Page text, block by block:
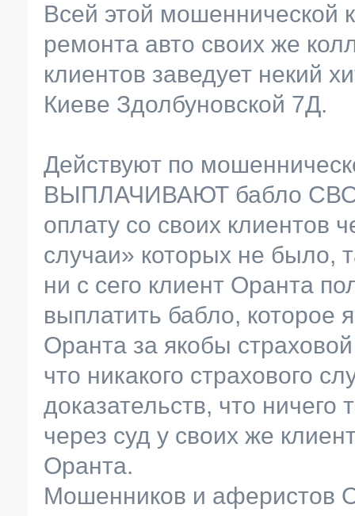
Всей этой мошеннической
ремонта авто своих же
клиентов заведует некий
Киеве Здолбуновской 7Д.
Действуют по
ВЫПЛАЧИВАЮТ бабло
оплату со своих клиентов
случаи» которых не было,
ни с сего клиент Оранта
выплатить бабло, которое
Оранта за якобы
что никакого страхового
доказательств, что
через суд у своих же
Оранта.
Мошенников и аферистов